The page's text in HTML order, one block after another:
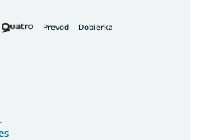
s úložným priestorom
postele 160x200
postele 180x200
Prevod Dobierka